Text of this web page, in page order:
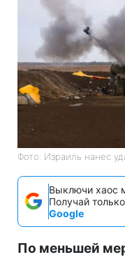
Фото: Израиль нанес
Выключи хаос
Получай
Google
По меньшей